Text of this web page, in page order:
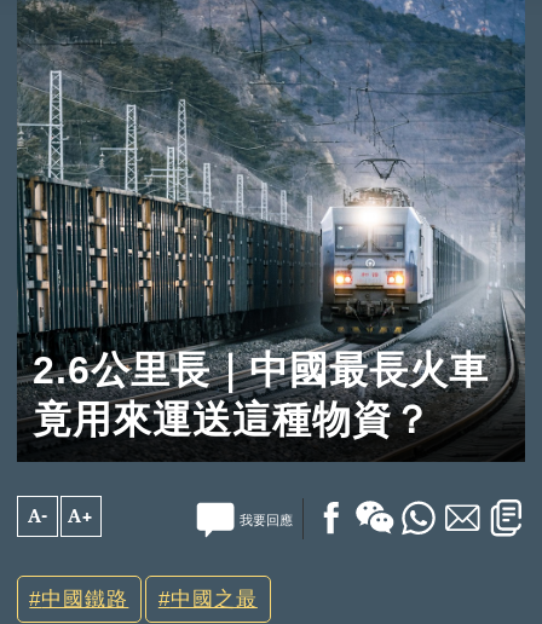
2.6公里長｜中國最長火車
竟用來運送這種物資？
A- A+ 我要回應
中國鐵路 中國之最